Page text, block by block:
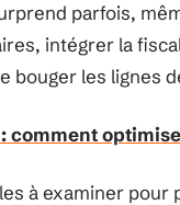
parfois,
intégrer la
bouger les lignes
comment
à examiner pour